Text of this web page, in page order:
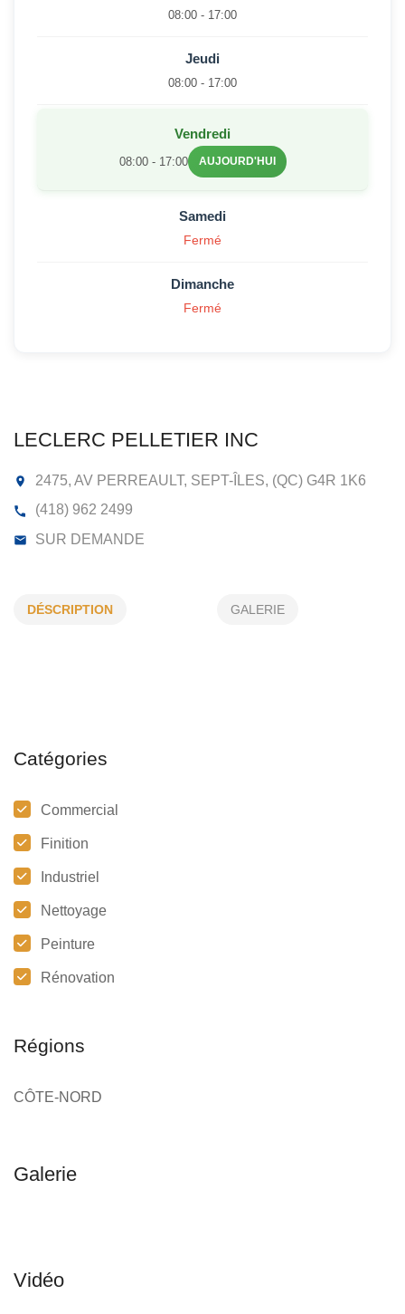
2475, AV PERREAULT, SEPT-ÎLES, (QC)
DÉSCRIPTION GALERIE
Catégories
Commercial
Finition
Industriel
Nettoyage
Peinture
Rénovation
Régions
CÔTE-NORD
08:00 - 17:00
Jeudi
08:00 - 17:00
Vendredi
08:00 - 17:00 AUJOURD'HUI
Samedi
Fermé
Dimanche
Fermé